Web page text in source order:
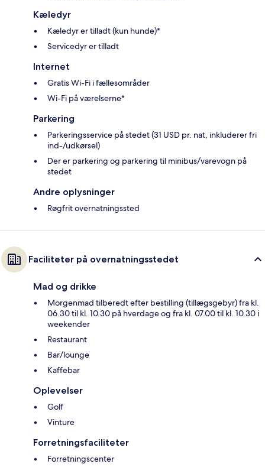
Kæledyr
Kæledyr er tilladt (kun hunde)*
Servicedyr er tilladt
Internet
Gratis Wi-Fi i fællesområder
Wi-Fi på værelserne*
Parkering
Parkeringsservice på stedet (31 USD pr. nat, inkluderer fri
ind-/udkørsel)
Der er parkering og parkering til minibus/varevogn på
stedet
Andre oplysninger
Røgfrit overnatningssted
Faciliteter på overnatningsstedet
Mad og drikke
Morgenmad tilberedt efter bestilling (tillægsgebyr) fra kl.
06.30 til kl. 10.30 på hverdage og fra kl. 07.00 til kl. 10.30 i
weekender
Restaurant
Bar/lounge
Kaffebar
Oplevelser
Golf
Vinture
Forretningsfaciliteter
Forretningscenter